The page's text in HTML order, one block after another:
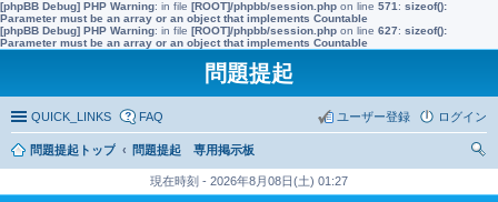
[phpBB Debug] PHP Warning: in file [ROOT]/phpbb/session.php on line 571 : sizeof():
Parameter must be an array or an object that implements Countable
[phpBB Debug] PHP Warning: in file [ROOT]/phpbb/session.php on line 627: sizeof():
Parameter must be an array or an object that implements Countable
問題提起
QUICK_LINKS FAQ ログイン
ユーザー登録
問題提起トップ
問題提起 専用掲示板
現在時刻 - 2026年8月08日(土) 01:27